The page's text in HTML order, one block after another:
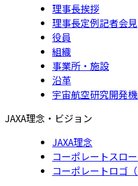
理事長挨拶
理事長定例記者会見
役員
組織
事業所・施設
沿革
宇宙航空研究開発
JAXA理念・ビジョン
JAXA理念
コーポレートスロ
コーポレートロゴ（